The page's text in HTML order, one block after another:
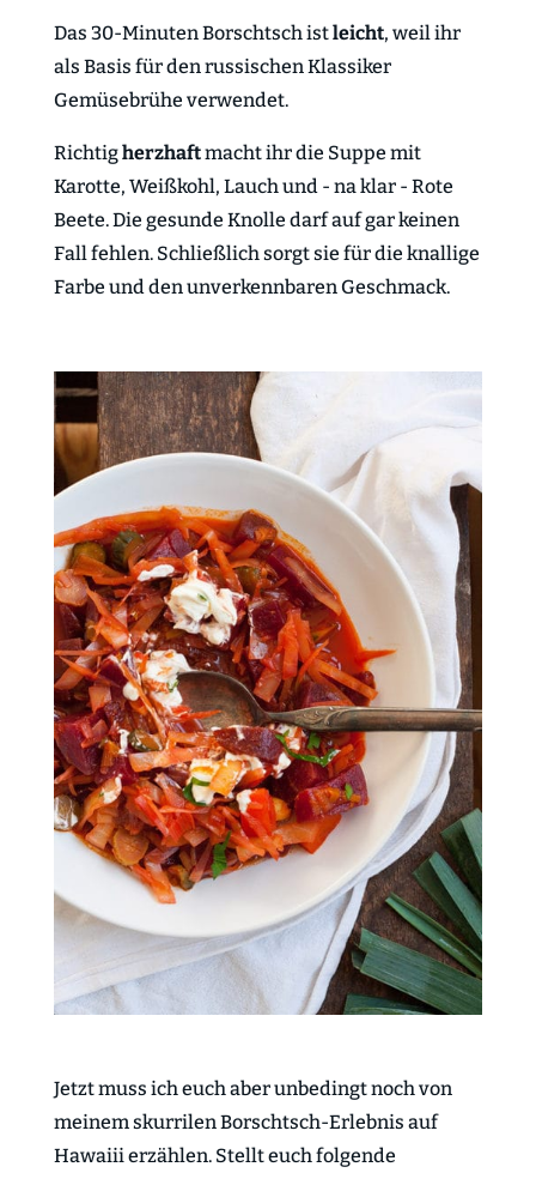
Das 30-Minuten Borschtsch istleicht, weil ihr
als Basis für den russischen Klassiker
Gemüsebrühe verwendet.
Richtigherzhaftmacht ihr die Suppe mit
Karotte, Weißkohl, Lauch und - na klar - Rote
Beete. Die gesunde Knolle darf auf gar keinen
Fall fehlen. Schließlich sorgt sie für die knallige
Farbe und den unverkennbaren Geschmack.
Jetzt muss ich euch aber unbedingt noch von
meinem skurrilen Borschtsch-Erlebnis auf
Hawaiii erzählen. Stellt euch folgende